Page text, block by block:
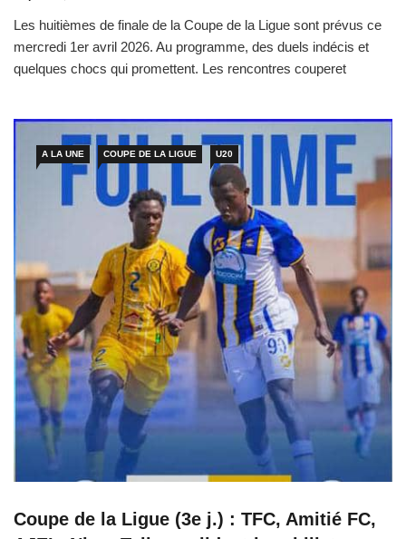
Les huitièmes de finale de la Coupe de la Ligue sont prévus ce
mercredi 1er avril 2026. Au programme, des duels indécis et
quelques chocs qui promettent. Les rencontres couperet
équipes mal classées dans les deux championnats […]
A LA UNE COUPE DE LA LIGUE U20
Coupe de la Ligue (3e j.) : TFC, Amitié FC,